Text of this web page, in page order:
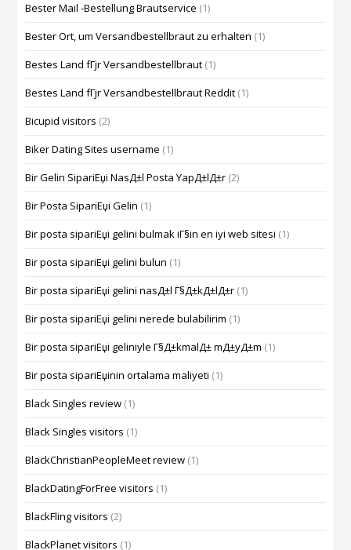
Bester Mail -Bestellung Brautservice (1)
Bester Ort, um Versandbestellbraut zu erhalten (1)
Bestes Land fГјr Versandbestellbraut (1)
Bestes Land fГјr Versandbestellbraut Reddit (1)
Bicupid visitors (2)
Biker Dating Sites username (1)
Bir Gelin SipariЕџi NasД±l Posta YapД±lД±r (2)
Bir Posta SipariЕџi Gelin (1)
Bir posta sipariЕџi gelini bulmak iГ§in en iyi web sitesi (1)
Bir posta sipariЕџi gelini bulun (1)
Bir posta sipariЕџi gelini nasД±l Г§Д±kД±lД±r (1)
Bir posta sipariЕџi gelini nerede bulabilirim (1)
Bir posta sipariЕџi geliniyle Г§Д±kmalД± mД±yД±m (1)
Bir posta sipariЕџinin ortalama maliyeti (1)
Black Singles review (1)
Black Singles visitors (1)
BlackChristianPeopleMeet review (1)
BlackDatingForFree visitors (1)
BlackFling visitors (2)
BlackPlanet visitors (1)